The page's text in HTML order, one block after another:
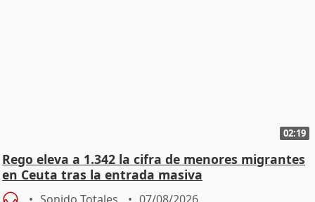
02:19
Rego eleva a 1.342 la cifra de menores migrantes
en Ceuta tras la entrada masiva